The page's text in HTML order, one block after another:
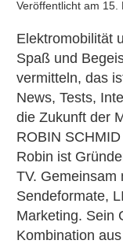
Veröffentlicht am 15.
Elektromobilität
Spaß und
vermitteln, das
News, Tests,
die Zukunft der
ROBIN SCHMID
Robin ist
TV. Gemeinsam
Sendeformate,
Marketing. Sein
Kombination